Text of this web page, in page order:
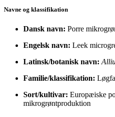
Navne og klassifikation
Dansk navn: Porre
Engelsk navn: Leek
Latinsk/botanisk navn:
Familie/klassifikation:
Sort/kultivar: Europæiske
mikrogrøntproduktion